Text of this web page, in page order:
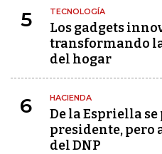
5 TECNOLOGÍA
Los gadgets
transformando
del hogar
6 HACIENDA
De la Espriella
presidente, pero
del DNP